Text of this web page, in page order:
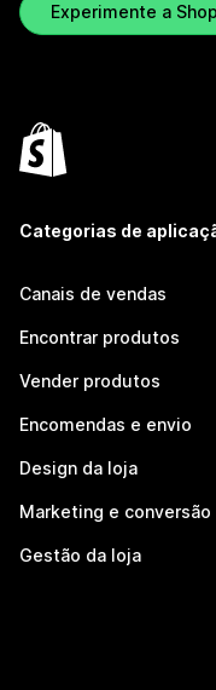
Experimente a
Categorias de
Canais de vendas
Encontrar produtos
Vender produtos
Encomendas e envio
Design da loja
Marketing e conversão
Gestão da loja